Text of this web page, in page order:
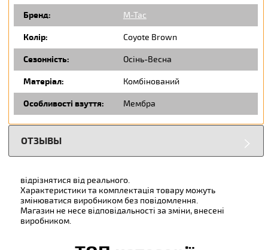
Бренд: M-Tac
Колір: Coyote Brown
Сезонність: Осінь-Весна
Матеріал: Комбінований
Особливості взуття: Мембра
ОТЗЫВЫ
відрізнятися від реального.
Характеристики та комплектація товару можуть
змінюватися виробником без повідомлення.
Магазин не несе відповідальності за зміни, внесені
виробником.